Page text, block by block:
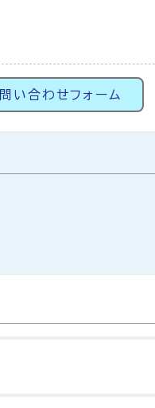
問い合わせフォーム